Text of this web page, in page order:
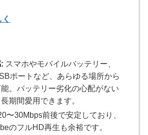
スマホやモバイルバッテリー、
ポートなど、あらゆる場所から
。バッテリー劣化の心配がない
期間愛用できます。
〜30Mbps前後で安定しており、
のフルHD再生も余裕です。